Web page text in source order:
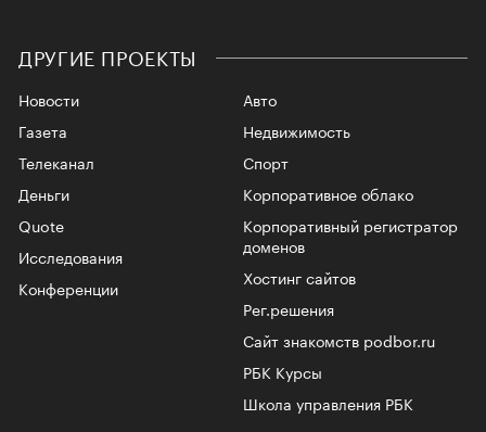
ДРУГИЕ ПРОЕКТЫ
Новости
Газета
Телеканал
Авто
Недвижимость
Спорт
Корпоративное облако
Корпоративный регистратор
доменов
Хостинг сайтов
Рег.решения
Сайт знакомств podbor.ru
РБК Курсы
Школа управления РБК
Деньги
Quote
Исследования
Конференции